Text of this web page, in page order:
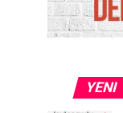
YENI